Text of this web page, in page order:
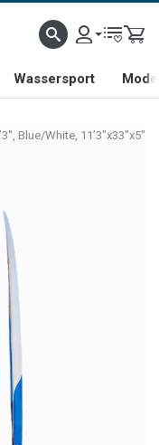
Wassersport
Blue/White, 11’3"x33"x5"